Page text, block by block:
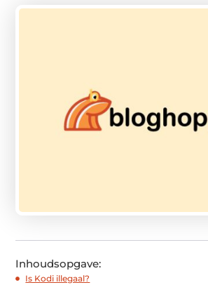
Inhoudsopgave:
Is Kodi illegaal?